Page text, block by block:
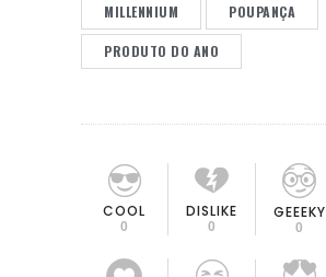
MILLENNIUM POUPANÇA
PRODUTO DO ANO
COOL
0
DISLIKE
0
GEEEKY
0